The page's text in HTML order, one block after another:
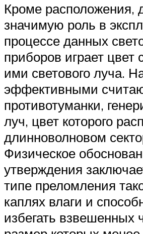
Кроме расположения,
значимую роль в
процессе данных
приборов играет цвет
ими светового луча.
эффективными
противотуманки,
луч, цвет которого
длинноволновом
Физическое
утверждения
типе преломления
каплях влаги и
избегать взвешенных